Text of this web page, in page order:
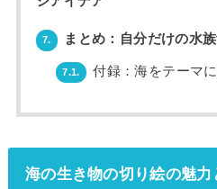
7. まとめ：自分だけの水
7.1. 付録：海をテーマ
海の生き物の切り絵の魅力